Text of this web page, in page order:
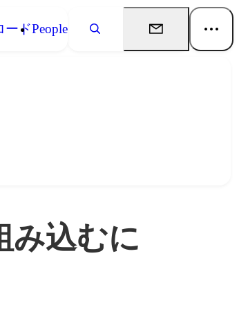
ードPeople
み込むに